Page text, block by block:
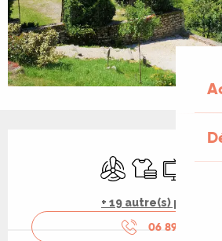
Ouverture et
Air conditionné
Draps et linge
Télévision
WiFi
+ 19 autre(s)
06 89 80 66